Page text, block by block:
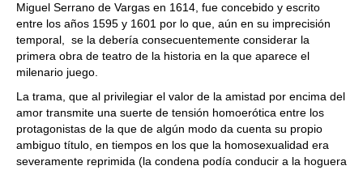
Miguel Serrano de Vargas en 1614, fue concebido y escrito
entre los años 1595 y 1601 por lo que, aún en su imprecisión
temporal, se la debería consecuentemente considerar la
primera obra de teatro de la historia en la que aparece el
milenario juego.
La trama, que al privilegiar el valor de la amistad por encima del
amor transmite una suerte de tensión homoerótica entre los
protagonistas de la que de algún modo da cuenta su propio
ambiguo título, en tiempos en los que la homosexualidad era
severamente reprimida (la condena podía conducir a la hoguera